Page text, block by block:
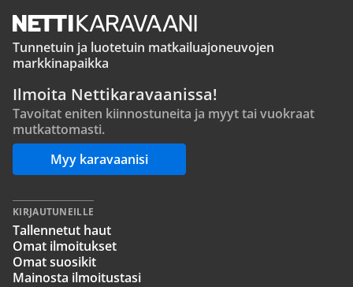
Tunnetuin ja luotetuin matkailuajoneuvojen
markkinapaikka
Ilmoita Nettikaravaanissa!
Tavoitat eniten kiinnostuneita ja myyt tai vuokraat
mutkattomasti.
Myy karavaanisi
KIRJAUTUNEILLE
Tallennetut haut
Omat ilmoitukset
Omat suosikit
Mainosta ilmoitustasi